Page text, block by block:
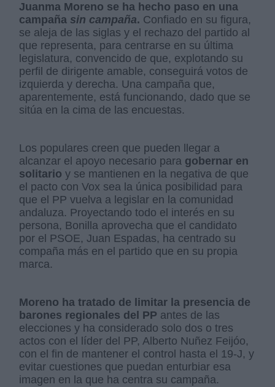
Juanma Moreno se ha hecho paso en una
campaña sin campaña. Confiado en su figura,
se aleja de las siglas y el rechazo del partido al
que representa, para centrarse en su última
legislatura, convencido de que, explotando su
perfil de dirigente amable, conseguirá votos de
izquierda y derecha. Una campaña que,
aparentemente, está funcionando, dado que se
sitúa en la cima de las encuestas.
Los populares creen que pueden llegar a
alcanzar el apoyo necesario para gobernar en
solitario y se mantienen en la negativa de que
el pacto con Vox sea la única posibilidad para
que el PP vuelva a legislar en la comunidad
andaluza. Proyectando todo el interés en su
persona, Bonilla aprovecha que el candidato
por el PSOE, Juan Espadas, ha centrado su
compaña más en el partido que en su propia
marca.
Moreno ha tratado de limitar la presencia de
barones regionales del PP antes de las
elecciones y ha considerado solo dos o tres
actos con el líder del PP, Alberto Nuñez Feijóo,
con el fin de mantener el control hasta el 19-J, y
evitar cuestiones que puedan enturbiar esa
imagen en la que ha centra su campaña.